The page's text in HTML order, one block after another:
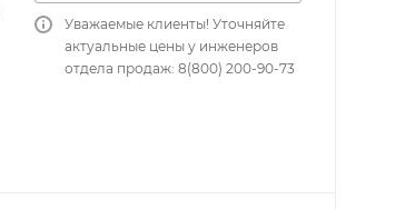
Уважаемые клиенты! Уточняйте
актуальные цены у инженеров
отдела продаж: 8(800) 200-90-73